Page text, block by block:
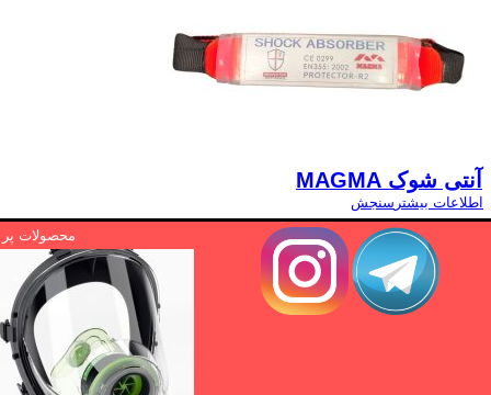
آنتی شوک MAGMA
اطلاعات بیشتر سنجش
محصولات پر